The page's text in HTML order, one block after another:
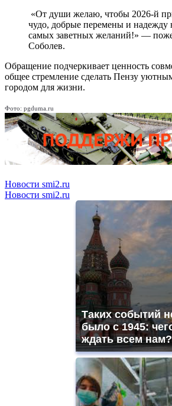
«От души желаю, чтобы 2026-й
чудо, добрые перемены и надежду
самых заветных желаний!» —
Соболев.
Обращение подчеркивает ценность
общее стремление сделать Пензу
городом для жизни.
Фото: pgduma.ru
Новости smi2.ru
Новости smi2.ru
Таких событий
было с 1945:
ждать всем нам?